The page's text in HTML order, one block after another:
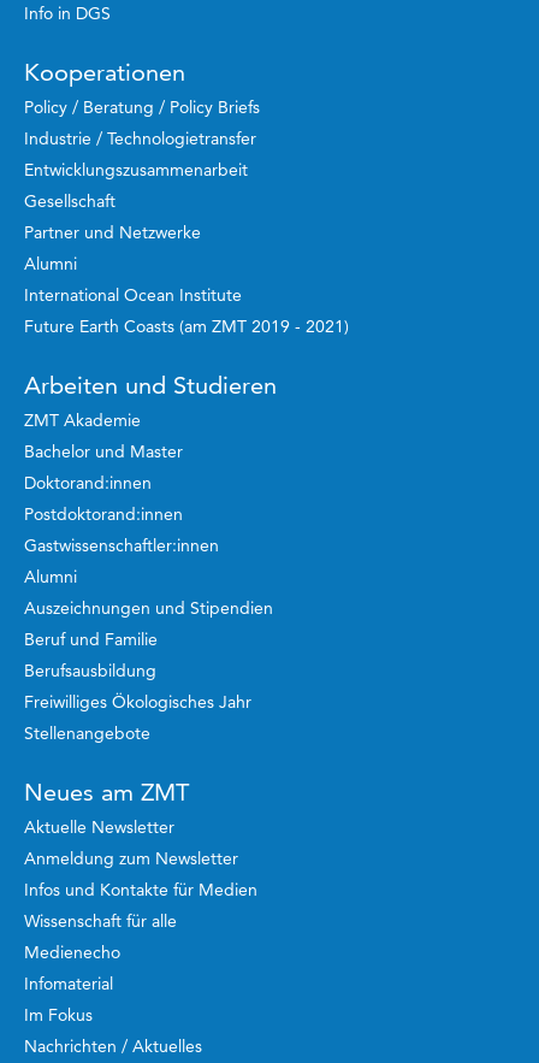
Info in DGS
Kooperationen
Policy / Beratung / Policy Briefs
Industrie / Technologietransfer
Entwicklungszusammenarbeit
Gesellschaft
Partner und Netzwerke
Alumni
International Ocean Institute
Future Earth Coasts (am ZMT 2019 - 2021)
Arbeiten und Studieren
ZMT Akademie
Bachelor und Master
Doktorand:innen
Postdoktorand:innen
Gastwissenschaftler:innen
Alumni
Auszeichnungen und Stipendien
Beruf und Familie
Berufsausbildung
Freiwilliges Ökologisches Jahr
Stellenangebote
Neues am ZMT
Aktuelle Newsletter
Anmeldung zum Newsletter
Infos und Kontakte für Medien
Wissenschaft für alle
Medienecho
Infomaterial
Im Fokus
Nachrichten / Aktuelles